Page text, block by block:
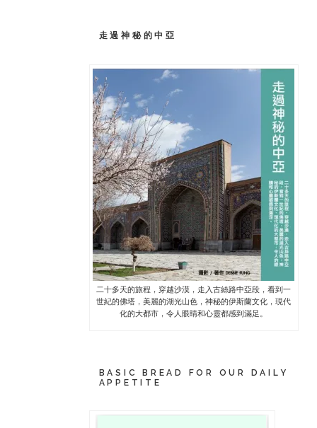
走過神秘的中亞
二十多天的旅程，穿越沙漠，走入古絲路中亞段，看到一
世紀的佛塔，美麗的湖光山色，神秘的伊斯蘭文化，現代
化的大都市，令人眼睛和心靈都感到滿足。
BASIC BREAD FOR OUR DAILY
APPETITE